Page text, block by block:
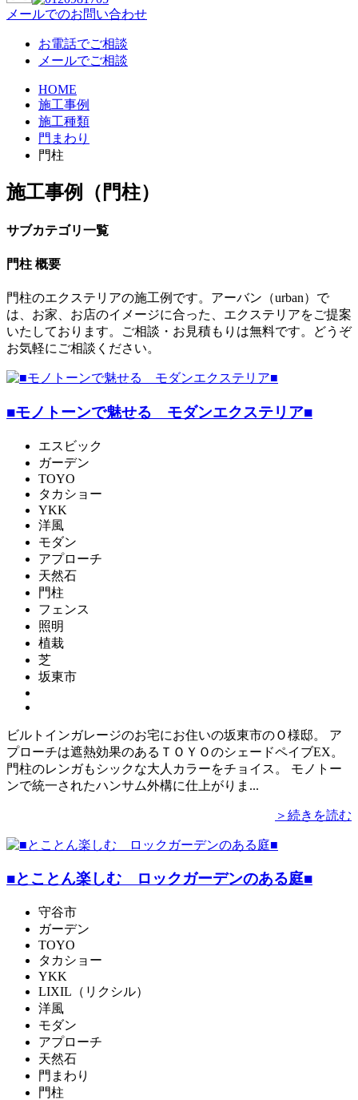
メールでのお問い合わせ
お電話でご相談
メールでご相談
HOME
施工事例
施工種類
門まわり
門柱
施工事例（門柱）
サブカテゴリ一覧
門柱 概要
門柱のエクステリアの施工例です。アーバン（urban）で
は、お家、お店のイメージに合った、エクステリアをご提案
いたしております。ご相談・お見積もりは無料です。どうぞ
お気軽にご相談ください。
■モノトーンで魅せる モダンエクステリア■
エスビック
ガーデン
TOYO
タカショー
YKK
洋風
モダン
アプローチ
天然石
門柱
フェンス
照明
植栽
芝
坂東市
ビルトインガレージのお宅にお住いの坂東市のＯ様邸。 ア
プローチは遮熱効果のあるＴＯＹＯのシェードペイブEX。
門柱のレンガもシックな大人カラーをチョイス。 モノトー
ンで統一されたハンサム外構に仕上がりま...
＞続きを読む
■とことん楽しむ ロックガーデンのある庭■
守谷市
ガーデン
TOYO
タカショー
YKK
LIXIL（リクシル）
洋風
モダン
アプローチ
天然石
門まわり
門柱